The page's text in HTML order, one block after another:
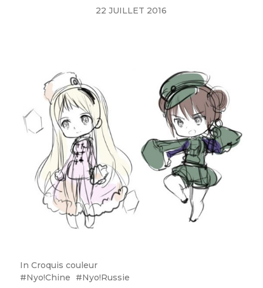
22 JUILLET 2016
In Croquis couleur
Nyo!Chine
Nyo!Russie